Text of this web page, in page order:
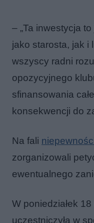
– „Ta inwestycja
jako starosta, jak i
wszyscy radni
opozycyjnego
sfinansowania
konsekwencji do
Na fali
zorganizowali
ewentualnego
W poniedziałek
uczestniczyła w